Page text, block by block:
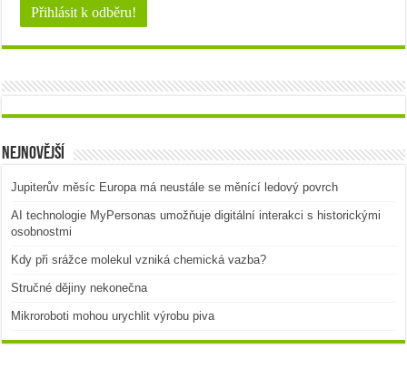
Nejnovější
Jupiterův měsíc Europa má neustále se měnící ledový povrch
AI technologie MyPersonas umožňuje digitální interakci s historickými
osobnostmi
Kdy při srážce molekul vzniká chemická vazba?
Stručné dějiny nekonečna
Mikroroboti mohou urychlit výrobu piva